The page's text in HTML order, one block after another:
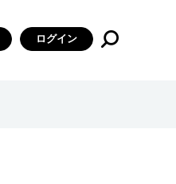
ログイン